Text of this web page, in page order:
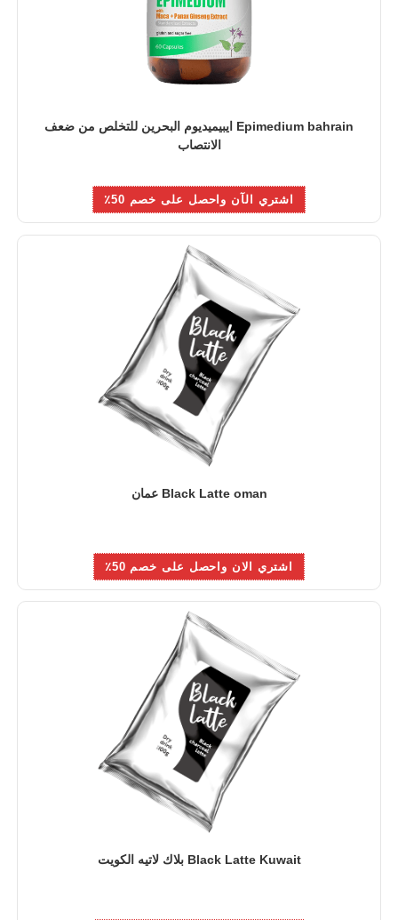
Epimedium bahrain ايبيميديوم البحرين للتخلص من ضعف
الانتصاب
اشتري الآن واحصل على خصم 50٪
Black Latte oman عمان
اشتري الان واحصل على خصم 50٪
Black Latte Kuwait بلاك لاتيه الكويت